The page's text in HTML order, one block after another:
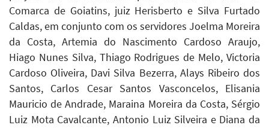
Comarca de Goiatins, juiz Herisberto e Silva Furtado
Caldas, em conjunto com os servidores Joelma Moreira
da Costa, Artemia do Nascimento Cardoso Araujo,
Hiago Nunes Silva, Thiago Rodrigues de Melo, Victoria
Cardoso Oliveira, Davi Silva Bezerra, Alays Ribeiro dos
Santos, Carlos Cesar Santos Vasconcelos, Elisania
Mauricio de Andrade, Maraina Moreira da Costa, Sérgio
Luiz Mota Cavalcante, Antonio Luiz Silveira e Diana da